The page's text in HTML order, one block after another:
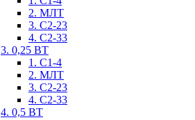
2. МЛТ
3. С2-23
4. С2-33
3. 0,25 ВТ
1. С1-4
2. МЛТ
3. С2-23
4. С2-33
4. 0,5 ВТ